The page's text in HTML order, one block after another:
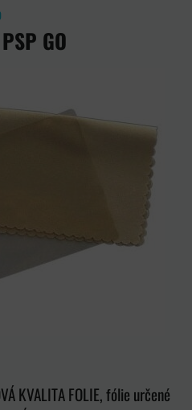
GO
KVALITA FOLIE, fólie určené